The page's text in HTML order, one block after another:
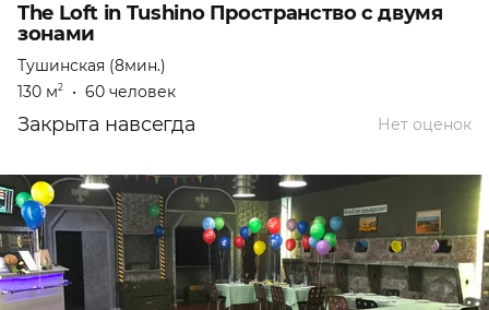
The Loft in Tushino Пространство с двумя
зонами
Тушинская (8мин.)
130 м2 • 60 человек
Нет оценок
Закрыта навсегда